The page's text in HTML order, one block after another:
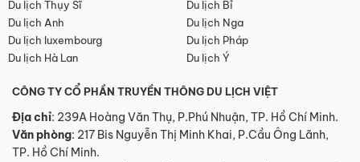
Du lịch Thụy Sĩ
Du lịch Bỉ
Du lịch Anh
Du lịch Nga
Du lịch luxembourg
Du lịch Pháp
Du lịch Hà Lan
Du lịch Ý
CÔNG TY CỔ PHẦN TRUYỀN THÔNG DU LỊCH VIỆT
Địa chỉ: 239A Hoàng Văn Thụ, P.Phú Nhuận, TP. Hồ Chí Minh.
Văn phòng: 217 Bis Nguyễn Thị Minh Khai, P.Cầu Ông Lãnh,
TP. Hồ Chí Minh.